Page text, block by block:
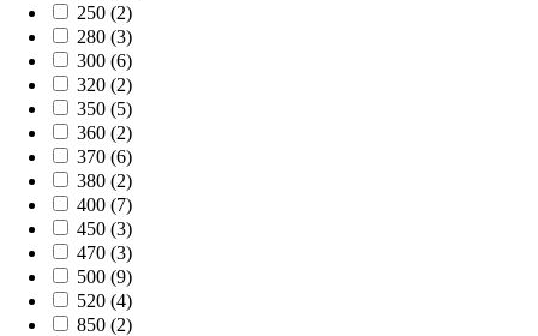
250 (2)
280 (3)
300 (6)
320 (2)
350 (5)
360 (2)
370 (6)
380 (2)
400 (7)
450 (3)
470 (3)
500 (9)
520 (4)
850 (2)